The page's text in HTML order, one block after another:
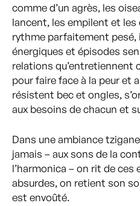
comme d’un agrès, les
lancent, les empilent et les
rythme parfaitement
énergiques et épisodes
relations qu’entretiennent
pour faire face à la peur et
résistent bec et ongles,
aux besoins de chacun et
Dans une ambiance
jamais – aux sons de la
l’harmonica – on rit de ces
absurdes, on retient son
est envoûté.